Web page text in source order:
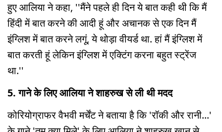
हुए आलिया ने कहा, ''मैंने पहले ही दिन ये बात कही थी कि मैं
हिंदी में बात करने की आदी हूं और अचानक से एक दिन मैं
इंग्लिश में बात करने लगूं, ये थोड़ा वीयर्ड था. हां मैं इंग्लिश में
बात करती हूं लेकिन इंग्लिश में एक्टिंग करना बहुत स्ट्रेंज
था.''
5. गाने के लिए आलिया ने शाहरुख से ली थी मदद
कोरियोग्राफर वैभवी मर्चेंट ने बताया है कि 'रॉकी और रानी...'